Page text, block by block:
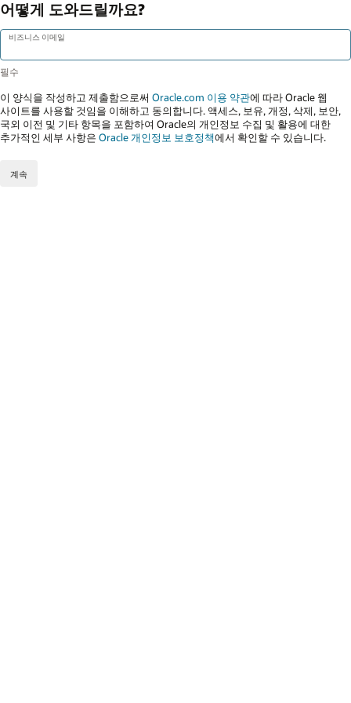
어떻게 도와드릴까요?
비즈니스 이메일
이 양식을 작성하고 제출함으로써 Oracle.com 이용 약관에 따라 Oracle 웹
사이트를 사용할 것임을 이해하고 동의합니다. 액세스, 보유, 개정, 삭제, 보안,
국외 이전 및 기타 항목을 포함하여 Oracle의 개인정보 수집 및 활용에 대한
추가적인 세부 사항은 Oracle 개인정보 보호정책에서 확인할 수 있습니다.
계속